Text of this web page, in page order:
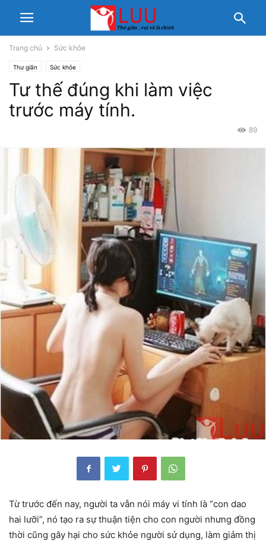
Trang chủ Sức khỏe
Thư giãn Sức khỏe
Tư thế đúng khi làm việc
trước máy tính.
89
Từ trước đến nay, người ta vẫn nói máy vi tính là “con dao
hai lưỡi”, nó tạo ra sự thuận tiện cho con người nhưng đồng
thời cũng gây hại cho sức khỏe người sử dụng, làm giảm thị